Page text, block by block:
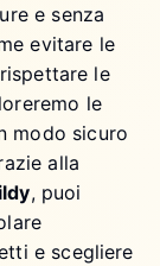
e senza
evitare le
le
le
modo sicuro
alla
, puoi
e scegliere